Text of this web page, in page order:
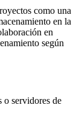
como una
en la
en
según
o servidores de